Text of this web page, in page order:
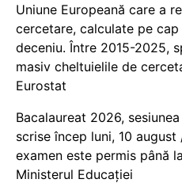
Uniune Europeană care a
cercetare, calculate pe
deceniu. Între 2015-2025,
masiv cheltuielile de
Eurostat
Bacalaureat 2026,
scrise încep luni, 10
examen este permis până
Ministerul Educației